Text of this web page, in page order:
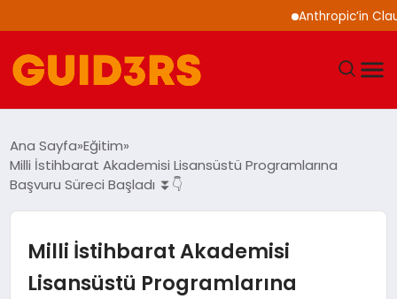
Anthropic’in
YAŞAM
Ana Sayfa Eğitim
Milli İstihbarat Akademisi Lisansüstü Programlarına
Başvuru Süreci Başladı ⏬👇
Milli İstihbarat Akademisi
Lisansüstü Programlarına